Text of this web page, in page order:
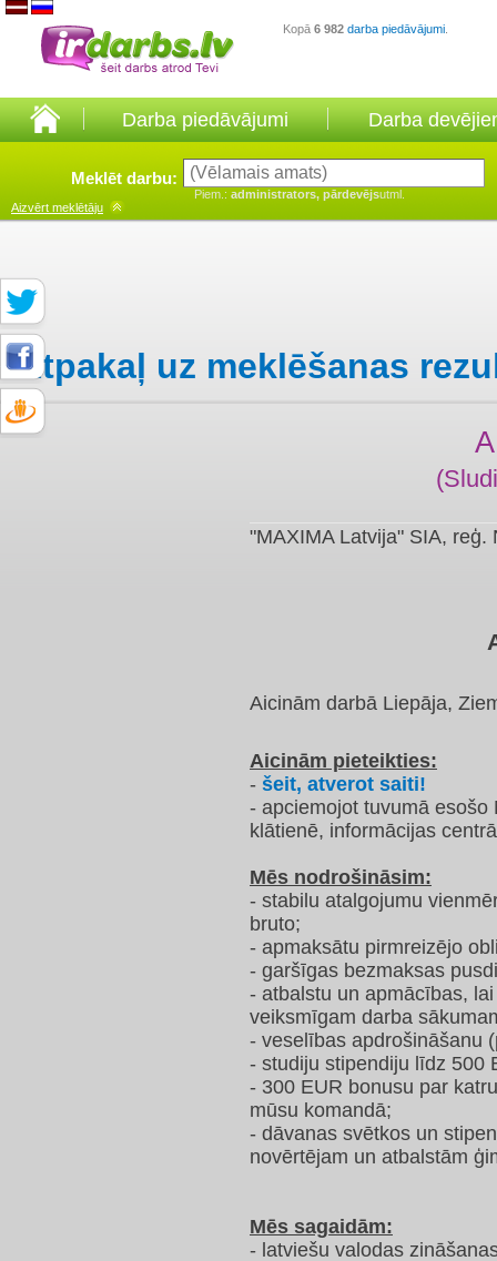
Kopā 6 982 darba piedāvājumi
Darba piedāvājumi Darba
Meklēt darbu:
Piem.: administrators, pārdevējsutml.
Aizvērt meklētāju
Atpakaļ uz meklēšanas
​"MAXIMA Latvija" SIA, reģ.
Aicinām darbā Liepāja,
Aicinām pieteikties:
- šeit, atverot saiti!
- apciemojot tuvumā
klātienē, informācijas
Mēs nodrošināsim:
- stabilu atalgojumu
bruto;
- apmaksātu pirmreizējo
- garšīgas bezmaksas
- atbalstu un apmācības,
veiksmīgam darba
- veselības apdrošināšanu
- studiju stipendiju līdz 500
- 300 EUR bonusu par
mūsu komandā;
- dāvanas svētkos un
novērtējam un atbalstām
Mēs sagaidām:
- latviešu valodas